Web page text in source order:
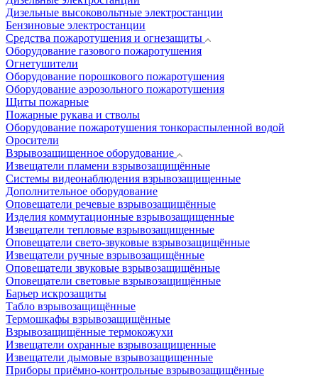
Дизельные высоковольтные электростанции
Бензиновые электростанции
Средства пожаротушения и огнезащиты
Оборудование газового пожаротушения
Огнетушители
Оборудование порошкового пожаротушения
Оборудование аэрозольного пожаротушения
Щиты пожарные
Пожарные рукава и стволы
Оборудование пожаротушения тонкораспыленной водой
Оросители
Взрывозащищенное оборудование
Извещатели пламени взрывозащищённые
Системы видеонаблюдения взрывозащищенные
Дополнительное оборудование
Оповещатели речевые взрывозащищённые
Изделия коммутационные взрывозащищенные
Извещатели тепловые взрывозащищенные
Оповещатели свето-звуковые взрывозащищённые
Извещатели ручные взрывозащищённые
Оповещатели звуковые взрывозащищённые
Оповещатели световые взрывозащищённые
Барьер искрозащиты
Табло взрывозащищённые
Термошкафы взрывозащищённые
Взрывозащищённые термокожухи
Извещатели охранные взрывозащищенные
Извещатели дымовые взрывозащищенные
Приборы приёмно-контрольные взрывозащищённые